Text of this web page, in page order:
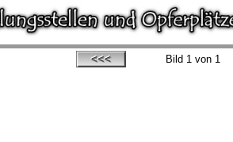
Bild 1von 1